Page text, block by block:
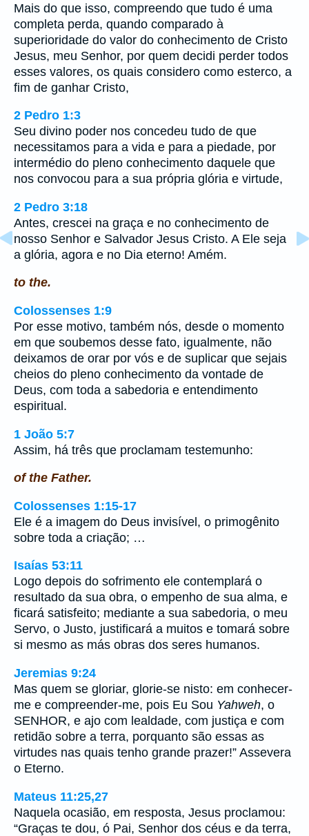
Mais do que isso, compreendo que tudo é uma
completa perda, quando comparado à
superioridade do valor do conhecimento de Cristo
Jesus, meu Senhor, por quem decidi perder todos
esses valores, os quais considero como esterco, a
fim de ganhar Cristo,
2 Pedro 1:3
Seu divino poder nos concedeu tudo de que
necessitamos para a vida e para a piedade, por
intermédio do pleno conhecimento daquele que
nos convocou para a sua própria glória e virtude,
2 Pedro 3:18
Antes, crescei na graça e no conhecimento de
nosso Senhor e Salvador Jesus Cristo. A Ele seja
a glória, agora e no Dia eterno! Amém.
to the.
Colossenses 1:9
Por esse motivo, também nós, desde o momento
em que soubemos desse fato, igualmente, não
deixamos de orar por vós e de suplicar que sejais
cheios do pleno conhecimento da vontade de
Deus, com toda a sabedoria e entendimento
espiritual.
1 João 5:7
Assim, há três que proclamam testemunho:
of the Father.
Colossenses 1:15-17
Ele é a imagem do Deus invisível, o primogênito
sobre toda a criação; …
Isaías 53:11
Logo depois do sofrimento ele contemplará o
resultado da sua obra, o empenho de sua alma, e
ficará satisfeito; mediante a sua sabedoria, o meu
Servo, o Justo, justificará a muitos e tomará sobre
si mesmo as más obras dos seres humanos.
Jeremias 9:24
Mas quem se gloriar, glorie-se nisto: em conhecer-
me e compreender-me, pois Eu Sou Yahweh, o
SENHOR, e ajo com lealdade, com justiça e com
retidão sobre a terra, porquanto são essas as
virtudes nas quais tenho grande prazer!” Assevera
o Eterno.
Mateus 11:25,27
Naquela ocasião, em resposta, Jesus proclamou:
“Graças te dou, ó Pai, Senhor dos céus e da terra,